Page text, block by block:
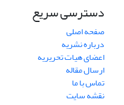
دسترسی سریع
صفحه اصلی
درباره نشریه
اعضای هیات تحریریه
ارسال مقاله
تماس با ما
نقشه سایت